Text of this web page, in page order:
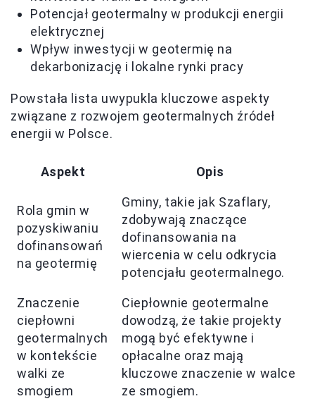
Potencjał geotermalny w produkcji energii
elektrycznej
Wpływ inwestycji w geotermię na
dekarbonizację i lokalne rynki pracy
Powstała lista uwypukla kluczowe aspekty
związane z rozwojem geotermalnych źródeł
energii w Polsce.
Aspekt Opis
Rola gmin w
pozyskiwaniu
dofinansowań
na geotermię
Gminy, takie jak Szaflary,
zdobywają znaczące
dofinansowania na
wiercenia w celu odkrycia
potencjału geotermalnego.
Znaczenie
ciepłowni
geotermalnych
w kontekście
walki ze
smogiem
Ciepłownie geotermalne
dowodzą, że takie projekty
mogą być efektywne i
opłacalne oraz mają
kluczowe znaczenie w walce
ze smogiem.